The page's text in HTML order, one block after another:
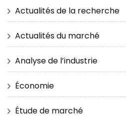
Actualités de la recherche
Actualités du marché
Analyse de l’industrie
Économie
Étude de marché